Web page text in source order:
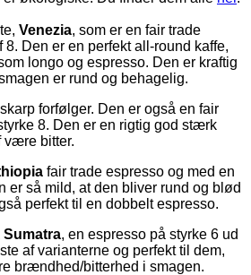
Venezia, som er en fair trade
8. Den er en perfekt all-round kaffe,
longo og espresso. Den er kraftig
er rund og behagelig.
forfølger. Den er også en fair
8. Den er en rigtig god stærk
være bitter.
fair trade espresso og med en
er så mild, at den bliver rund og blød
perfekt til en dobbelt espresso.
Sumatra, en espresso på styrke 6 ud
af varianterne og perfekt til dem,
brændhed/bitterhed i smagen.